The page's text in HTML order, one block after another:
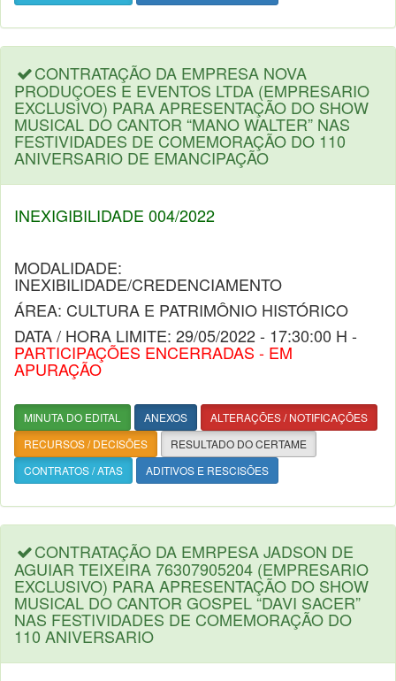
CONTRATAÇÃO DA EMPRESA NOVA
PRODUÇOES E EVENTOS LTDA (EMPRESARIO
EXCLUSIVO) PARA APRESENTAÇÃO DO SHOW
MUSICAL DO CANTOR “MANO WALTER” NAS
FESTIVIDADES DE COMEMORAÇÃO DO 110
ANIVERSARIO DE EMANCIPAÇÃO
INEXIGIBILIDADE 004/2022
MODALIDADE:
INEXIBILIDADE/CREDENCIAMENTO
ÁREA: CULTURA E PATRIMÔNIO HISTÓRICO
DATA / HORA LIMITE: 29/05/2022 - 17:30:00 H -
PARTICIPAÇÕES ENCERRADAS - EM
APURAÇÃO
MINUTA DO EDITAL ANEXOS
ALTERAÇÕES / NOTIFICAÇÕES
RECURSOS / DECISÕES
RESULTADO DO CERTAME
CONTRATOS / ATAS
ADITIVOS E RESCISÕES
CONTRATAÇÃO DA EMRPESA JADSON DE
AGUIAR TEIXEIRA 76307905204 (EMPRESARIO
EXCLUSIVO) PARA APRESENTAÇÃO DO SHOW
MUSICAL DO CANTOR GOSPEL “DAVI SACER”
NAS FESTIVIDADES DE COMEMORAÇÃO DO
110 ANIVERSARIO